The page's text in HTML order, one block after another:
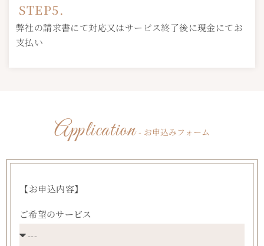
STEP5.
弊社の請求書にて対応又はサービス終了後に現金にてお
支払い
Application- お申込みフォーム
【お申込内容】
ご希望のサービス